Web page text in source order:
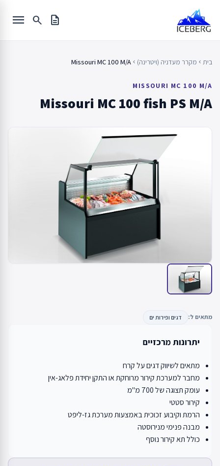
content
description
search
menu
בית chevron_left מקרר מעדניה (ויטרינה) chevron_left
Missouri MC 100 M/A
MISSOURI MC 100 M/A
Missouri MC 100 fish PS M/A
מתאים ל: דגים ופירות ים
יתרונות מרכזיים
מתאים לשיווק דגים על קרח
מחבר למערכת קירור מרוחקת או התקן יחידת פלאג-אין
עומק תצוגה של 700 מ"מ
קירור סטטי
הרמת וקיבוע זכוכית באמצעות מערכת גז-ליפט
מבנה פנימי מנירוסטה
כולל תא קירור נוסף